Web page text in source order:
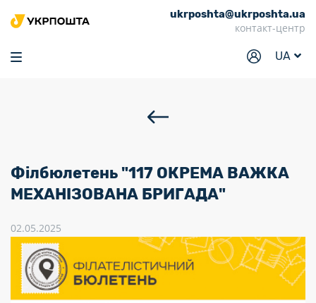
ukrposhta@ukrposhta.ua
контакт-центр
UA
Головна
Маркет
Відділення
Кар’єра
Для бізнесу
Філбюлетень "117 ОКРЕМА ВАЖКА
МЕХАНІЗОВАНА БРИГАДА"
02.05.2025